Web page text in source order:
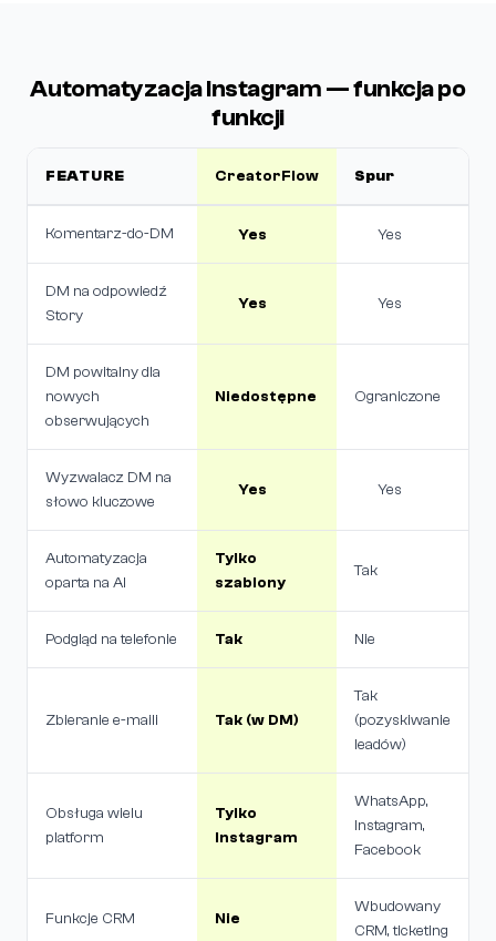
Automatyzacja Instagram — funkcja po
funkcji
FEATURE CreatorFlow Spur
Komentarz-do-DM Yes Yes
DM na odpowiedź
Story
Yes Yes
DM powitalny dla
nowych
obserwujących
Niedostępne Ograniczone
Wyzwalacz DM na
słowo kluczowe
Yes Yes
Automatyzacja
oparta na AI
Tylko
szablony
Tak
Podgląd na telefonie Tak Nie
Zbieranie e-maili Tak (w DM)
Tak
(pozyskiwanie
leadów)
Obsługa wielu
platform
Tylko
Instagram
WhatsApp,
Instagram,
Facebook
Funkcje CRM Nie
Wbudowany
CRM, ticketing